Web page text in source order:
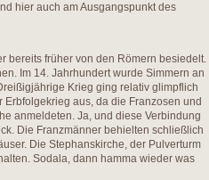
hier auch am Ausgangspunkt des
bereits früher von den Römern besiedelt.
Im 14. Jahrhundert wurde Simmern an
Krieg ging relativ glimpflich
aus, da die Franzosen und
anmeldeten. Ja, und diese Verbindung
Die Franzmänner behielten schließlich
Die Stephanskirche, der Pulverturm
Sodala, dann hamma wieder was